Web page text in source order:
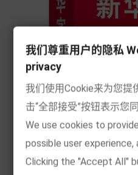
[现货] 新华字
我们尊重用户的隐私
privacy
我们使用Cookie来为您提
击“全部接受”按钮表示您
We use cookies to
possible user
Clicking the "Accept All"